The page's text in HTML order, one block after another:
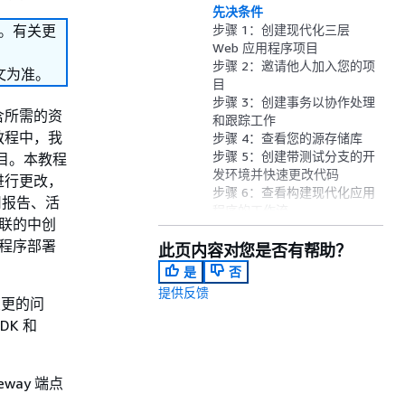
有关更
准。
需的资
程中，我
。本教程
更改，
告、活
的中创
序部署
的问
和
端点
先决条件
步骤 1：创建现代化三层
Web 应用程序项目
步骤 2：邀请他人加入您的项
目
步骤 3：创建事务以协作处理
和跟踪工作
步骤 4：查看您的源存储库
步骤 5：创建带测试分支的开
发环境并快速更改代码
步骤 6：查看构建现代化应用
步骤 7：让其他人审查您的更
改
步骤 8：关闭事务
清理 资源
此页内容对您是否有帮助？
是
否
提供反馈